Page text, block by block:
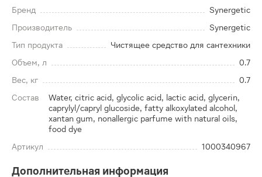
Бренд
Synergetic
Производитель
Synergetic
Тип продукта
Чистящее средство для сантехники
Объем, л
0.7
Вес, кг
0.7
Состав
Water, citric acid, glycolic acid, lactic acid, glycerin,
caprylyl/capryl glucoside, fatty alkoxylated alcohol,
xantan gum, nonallergic parfume with natural oils,
food dye
Артикул
1000340967
Дополнительная информация